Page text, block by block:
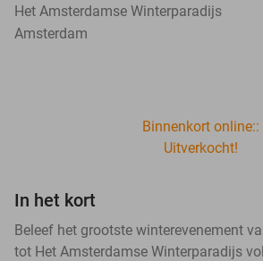
Het Amsterdamse Winterparadijs
Amsterdam
Binnenkort online::
Uitverkocht!
In het kort
Beleef het grootste winterevenement
tot Het Amsterdamse Winterparadijs